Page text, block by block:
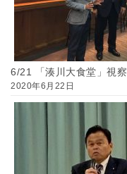
6/21 「湊川大食堂」視察
2020年6月22日